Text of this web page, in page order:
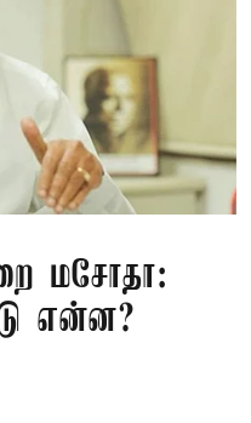
மசோதா:
என்ன?